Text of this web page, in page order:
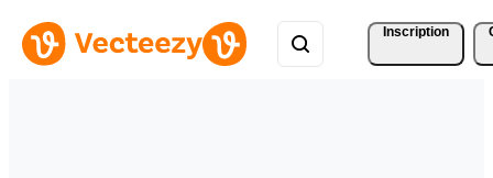
Inscription